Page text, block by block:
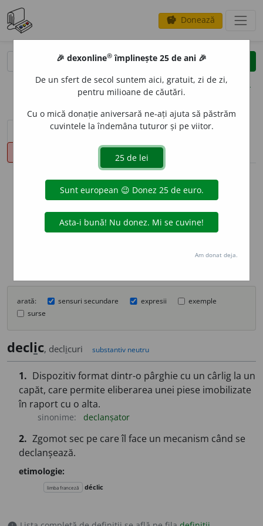
savings Donează
clear
opțiuni
sinteza definițiilor (1) definiții (10)
declinări
info
Aceste definiții sunt compilate de
echipa dexonline. Definițiile
originale se află pe filadefiniții.
Puteți reordona filele pe pagina de
arată: sensuri secundare expresii
exemple
surse
declic, declicuri substantiv neutru
1. Dispozitiv format dintr-o pârghie cu un cârlig la un
capăt, care permite eliberarea unei piese imobilizate
în raport cu o alta.
sinonime: declanșator
2. Zgomot sec pe care îl face un mecanism când se
declanșează.
etimologie:
limba franceză déclic
🎉 dexonline® împlinește 25 de ani 🎉
De un sfert de secol suntem aici, gratuit, zi de zi,
pentru milioane de căutări.
Cu o mică donație aniversară ne-ați ajuta să păstrăm
cuvintele la îndemâna tuturor și pe viitor.
Am donat deja.